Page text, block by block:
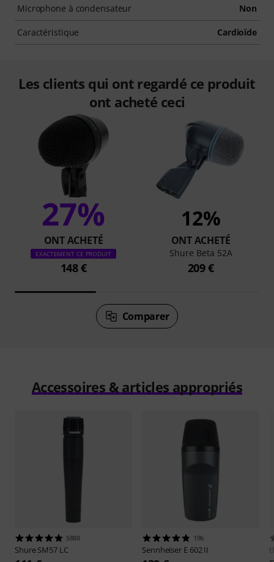
Microphone à condensateur Non
Caractéristique Cardioïde
Les clients qui ont regardé ce produit
ont acheté ceci
27%
ONT ACHETÉ
EXACTEMENT CE PRODUIT
148 €
12%
ONT ACHETÉ
Shure Beta 52A
209 €
Comparer
Accessoires & articles appropriés
5880
ShureSM57 LC
196
Sennheiser E 602 II